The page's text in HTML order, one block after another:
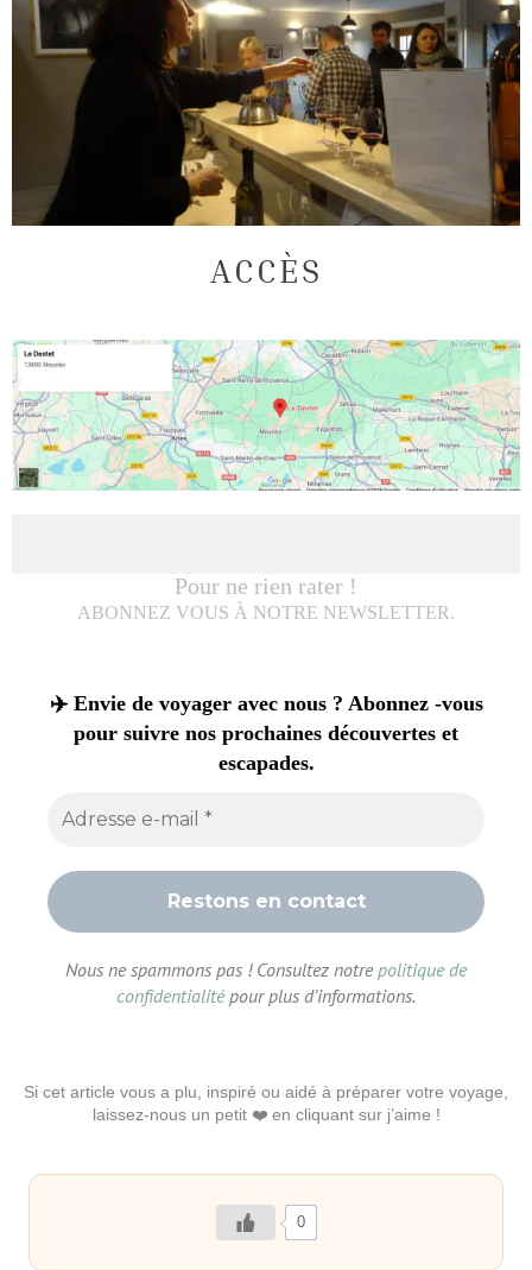
ACCÈS
Pour ne rien rater !
ABONNEZ VOUS À NOTRE NEWSLETTER.
✈️ Envie de voyager avec nous ? Abonnez -vous
pour suivre nos prochaines découvertes et
escapades.
Nous ne spammons pas ! Consultez notrepolitique de
confidentialitépour plus d’informations.
Si cet article vous a plu, inspiré ou aidé à préparer votre voyage,
laissez-nous un petit ❤️ en cliquant sur j’aime !
0